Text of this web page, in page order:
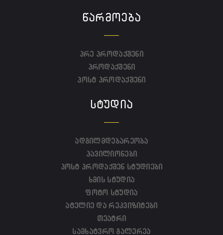
ᲬᲐᲠᲛᲝᲔᲑᲐ
პრე პროდაქშენი
პროდაქშენი
პოსტ პროდაქშენი
ᲡᲢᲣᲓᲘᲐ
ადგილმდებარეობა
პავილიონები
პოსტ პროდაქშენ სტუდიები
ხმის სტუდია
ფოტო სტუდია
ატელიე და რეკვიზიტები
თეატრი
სამხატვრო გალერეა